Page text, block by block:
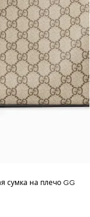
сумка на плечо GG